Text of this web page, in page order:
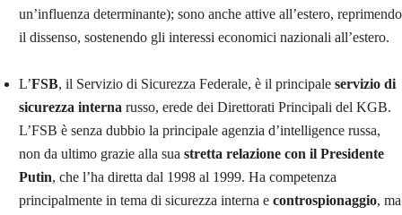
un’influenza determinante); sono anche attive all’estero, reprimendo
il dissenso, sostenendo gli interessi economici nazionali all’estero.
L’FSB, il Servizio di Sicurezza Federale, è il principale servizio di
sicurezza interna russo, erede dei Direttorati Principali del KGB.
L’FSB è senza dubbio la principale agenzia d’intelligence russa,
non da ultimo grazie alla sua stretta relazione con il Presidente
Putin, che l’ha diretta dal 1998 al 1999. Ha competenza
principalmente in tema di sicurezza interna e controspionaggio, ma